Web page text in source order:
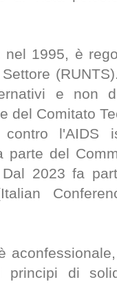
1995, è
e non
del Comitato
l'AIDS
parte del
2023 fa
di